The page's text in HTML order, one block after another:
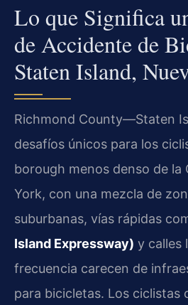
Lo que Significa
de Accidente de
Staten Island,
Richmond County—Staten
desafíos únicos para los
borough menos denso de la
York, con una mezcla de
suburbanas, vías rápidas
Island Expressway) y calles
frecuencia carecen de
para bicicletas. Los ciclistas